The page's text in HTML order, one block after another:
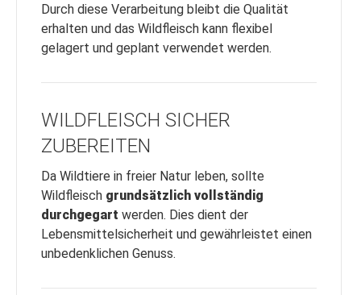
Durch diese Verarbeitung bleibt die Qualität
erhalten und das Wildfleisch kann flexibel
gelagert und geplant verwendet werden.
WILDFLEISCH SICHER
ZUBEREITEN
Da Wildtiere in freier Natur leben, sollte
Wildfleisch grundsätzlich vollständig
durchgegart werden. Dies dient der
Lebensmittelsicherheit und gewährleistet einen
unbedenklichen Genuss.